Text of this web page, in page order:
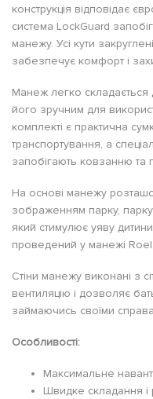
конструкція відповідає
система LockGuard
манежу. Усі кути
забезпечує комфорт і
Манеж легко складається
його зручним для
комплекті є практична
транспортування, а
запобігають ковзанню та
На основі манежу
зображенням парку,
який стимулює уяву
проведений у манежі
Стіни манежу виконані з
вентиляцію і дозволяє
займаючись своїми
Особливості:
Максимальне
Швидке складання